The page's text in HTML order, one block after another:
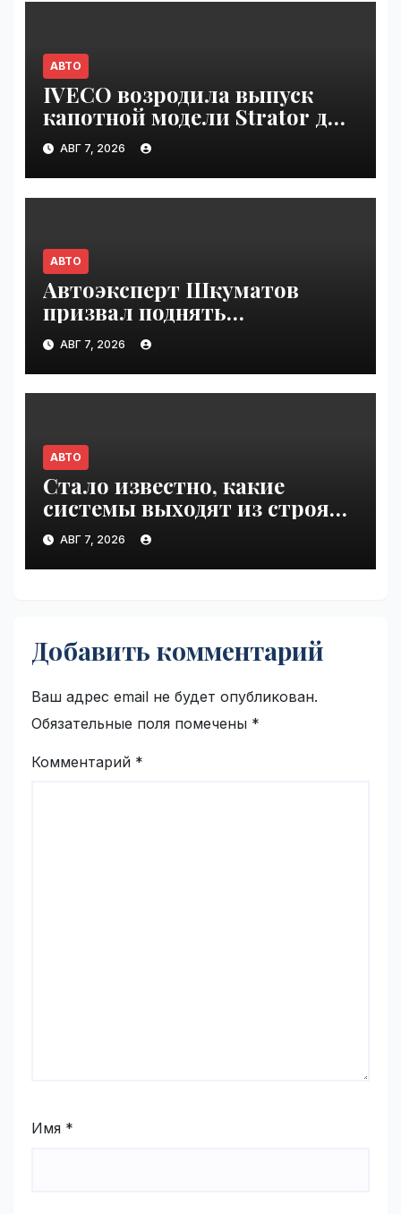
АВТО
IVECO возродила выпуск
капотной модели Strator для
Европы | VseTime.ru
АВГ 7, 2026
АВТО
Автоэксперт Шкуматов
призвал поднять
разрешённую скорость на
дорогах России | VseTime.ru
АВГ 7, 2026
АВТО
Стало известно, какие
системы выходят из строя
при 100°C под капотом |
VseTime.ru
АВГ 7, 2026
Добавить комментарий
Ваш адрес email не будет опубликован.
Обязательные поля помечены *
Комментарий *
Имя *